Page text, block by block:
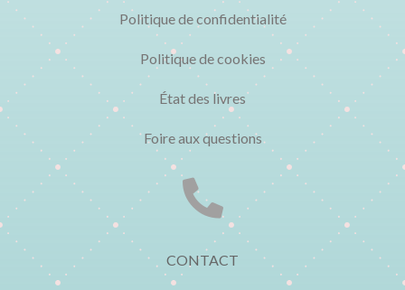
Politique de confidentialité
Politique de cookies
État des livres
Foire aux questions

CONTACT